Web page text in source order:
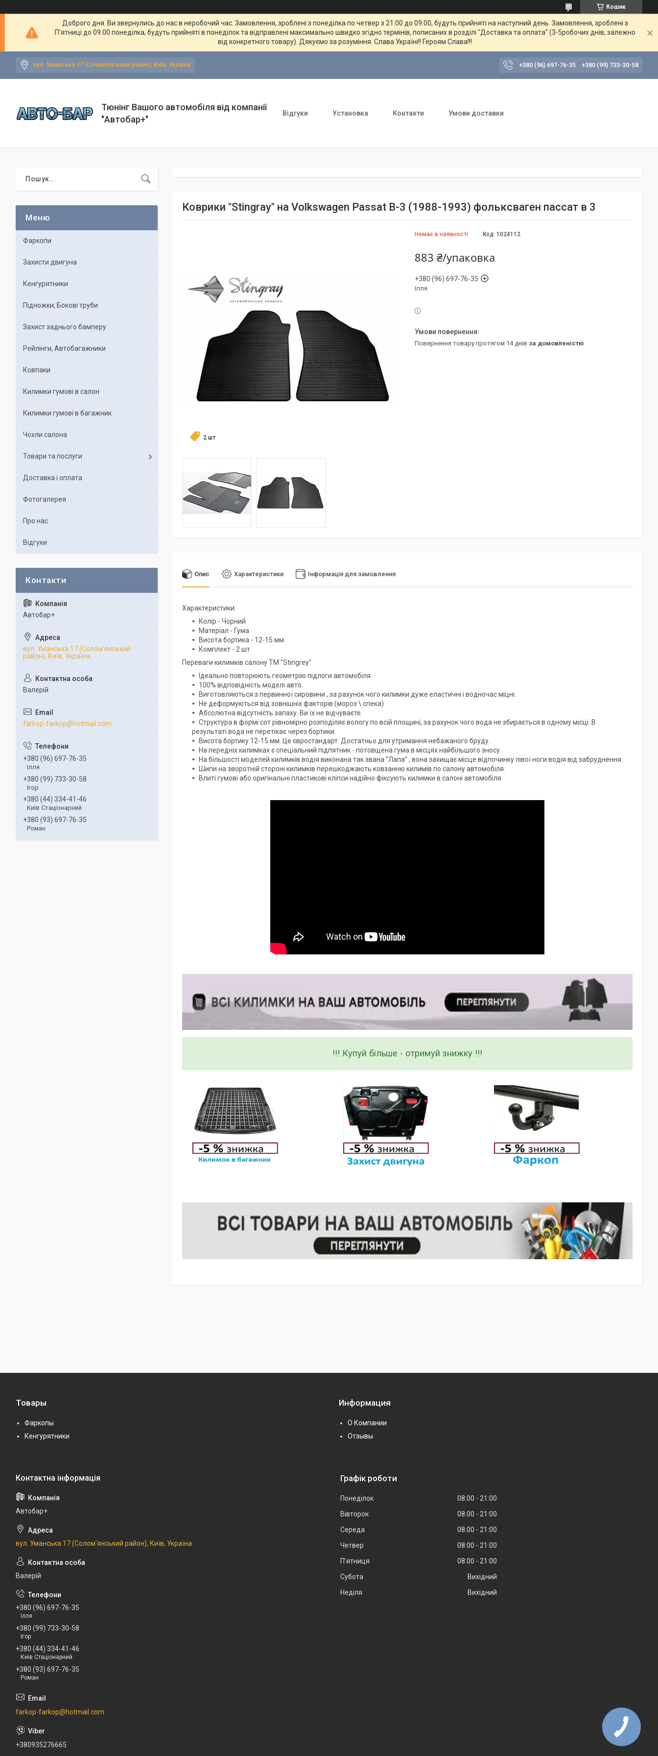
Кошик
Доброго дня. Ви звернулись до нас в неробочий час. Замовлення, зроблені з понеділка по четвер з 21.00 до 09.00, будуть прийняті на наступний день. Замовлення, зроблені з
П'ятниці до 09.00 понеділка, будуть прийняті в понеділок та відправлені максимально швидко згідно термінів, пописаних в розділі "Доставка та оплата" (3-5робочих днів, залежно
від конкретного товару). Дякуємо за розуміння. Слава Україні!! Героям Слава!!!
вул. Уманська 17 (Солом'янський район), Київ, Україна +380 (96) 697-76-35 +380 (99) 733-30-58
Тюнінг Вашого автомобіля від компанії
"Автобар+"
Відгуки Установка Контакти Умови доставки
Коврики "Stingray" на Volkswagen Passat B-3 (1988-1993) фольксваген пассат в 3
2 шт
Немає в наявності Код: 1024112
883 ₴/упаковка
+380 (96) 697-76-35
Ілля
повернення товару протягом 14 днів за домовленістю
Опис Характеристики Інформація для замовлення
Характеристики:
Колір - Чорний
Матеріал - Гума
Висота бортика - 12-15 мм
Комплект - 2 шт
Переваги килимків салону ТМ "Stingrey"
Ідеально повторюють геометрію підлоги автомобіля.
100% відповідність моделі авто.
Виготовляються з первинної сировини , за рахунок чого килимки дуже еластичні і водночас міцні.
Не деформуються від зовнішніх факторів (мороз \ спека)
Абсолютна відсутність запаху. Ви їх не відчуваєте.
Структура в формі сот рівномірно розподіляє вологу по всій площині, за рахунок чого вода не збирається в одному місці. В
результаті вода не перетікає через бортики.
Висота бортику 12-15 мм. Це євростандарт. Достатньо для утримання небажаного бруду.
На передніх килимках є спеціальний підпятник - потовщена гума в місцях найбільшого зносу.
На більшості моделей килимків водія виконана так звана “Лапа” , вона захищає місце відпочинку лівої ноги водія від забруднення.
Шипи на зворотній стороні килимків перешкоджають ковзанню килимів по салону автомобіля.
Влиті гумові або оригінальні пластикові кліпси надійно фіксують килимки в салоні автомобіля.
!!! Купуй більше - отримуй знижку !!!
Фаркопи
Захисти двигуна
Кенгурятники
Підножки, Бокові труби
Захист заднього бамперу
Рейлінги, Автобагажники
Ковпаки
Килимки гумові в салон
Килимки гумові в багажник
Чохли салона
Товари та послуги
Доставка і оплата
Фотогалерея
Про нас
Відгуки
Автобар+
вул. Уманська 17 (Солом'янський
район), Київ, Україна
Валерій
farkop-farkop@hotmail.com
+380 (96) 697-76-35
Ілля
+380 (99) 733-30-58
Ігор
+380 (44) 334-41-46
Київ Стаціонарний
+380 (93) 697-76-35
Роман
Товары
Фаркопы
Кенгурятники
Информация
О Компании
Отзывы
Автобар+
вул. Уманська 17 (Солом'янський район), Київ, Україна
Валерій
+380 (96) 697-76-35
Ілля
+380 (99) 733-30-58
Ігор
+380 (44) 334-41-46
Київ Стаціонарний
+380 (93) 697-76-35
Роман
farkop-farkop@hotmail.com
+380935276665
Графік роботи
Понеділок 08:00
21:00
Вівторок
08:00
21:00
Середа
08:00
21:00
Четвер
08:00
21:00
Пʼятниця
08:00
21:00
Субота
Вихідний
Неділя
Вихідний